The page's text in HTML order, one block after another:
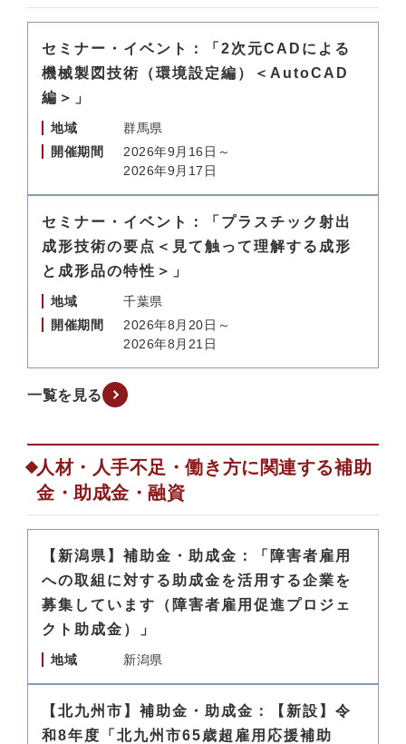
セミナー・イベント：「2次元CADによる
機械製図技術（環境設定編）＜AutoCAD
編＞」
地域
群馬県
開催期間
2026年9月16日～
2026年9月17日
セミナー・イベント：「プラスチック射出
成形技術の要点＜見て触って理解する成形
と成形品の特性＞」
地域
千葉県
開催期間
2026年8月20日～
2026年8月21日
一覧を見る
人材・人手不足・働き方に関連する補助
金・助成金・融資
【新潟県】補助金・助成金：「障害者雇用
への取組に対する助成金を活用する企業を
募集しています（障害者雇用促進プロジェ
クト助成金）」
地域 新潟県
【北九州市】補助金・助成金：【新設】令
和8年度「北九州市65歳超雇用応援補助